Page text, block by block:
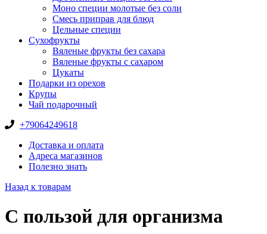
Моно специи молотые без соли
Смесь приправ для блюд
Цельные специи
Сухофрукты
Вяленые фрукты без сахара
Вяленые фрукты с сахаром
Цукаты
Подарки из орехов
Крупы
Чай подарочный
+79064249618
Доставка и оплата
Адреса магазинов
Полезно знать
Назад к товарам
С пользой для организма